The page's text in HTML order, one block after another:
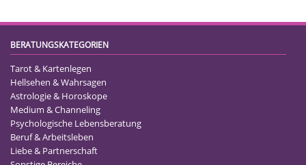
BERATUNGSKATEGORIEN
Tarot & Kartenlegen
Hellsehen & Wahrsagen
Astrologie & Horoskope
Medium & Channeling
Psychologische Lebensberatung
Beruf & Arbeitsleben
Liebe & Partnerschaft